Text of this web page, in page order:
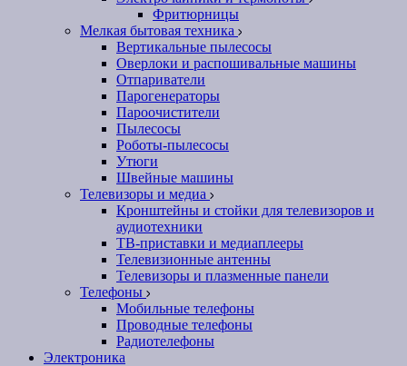
Фритюрницы
Мелкая бытовая техника
Вертикальные пылесосы
Оверлоки и распошивальные машины
Отпариватели
Парогенераторы
Пароочистители
Пылесосы
Роботы-пылесосы
Утюги
Швейные машины
Телевизоры и медиа
Кронштейны и стойки для телевизоров и
аудиотехники
ТВ-приставки и медиаплееры
Телевизионные антенны
Телевизоры и плазменные панели
Телефоны
Мобильные телефоны
Проводные телефоны
Радиотелефоны
Электроника